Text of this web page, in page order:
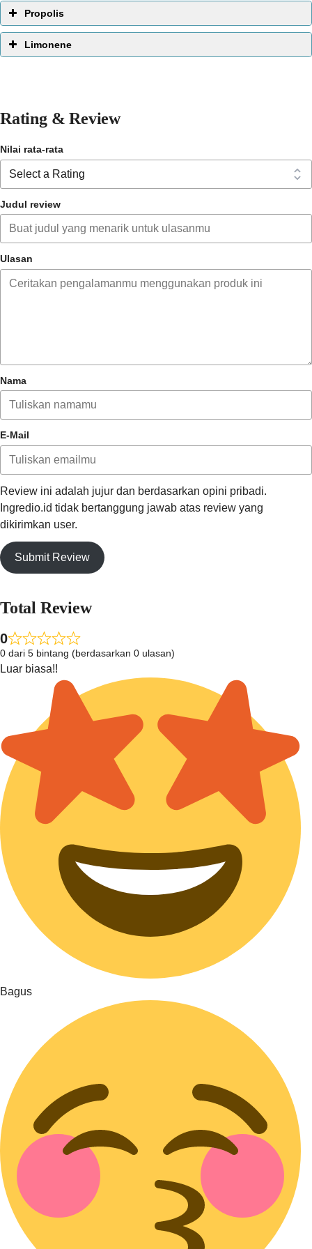
Propolis
Limonene
Rating & Review
Nilai rata-rata
Judul review
Ulasan
Nama
E-Mail
Review ini adalah jujur dan berdasarkan opini pribadi.
Ingredio.id tidak bertanggung jawab atas review yang
dikirimkan user.
Submit Review
Total Review
0
0 dari 5 bintang (berdasarkan 0 ulasan)
Luar biasa!!
Bagus